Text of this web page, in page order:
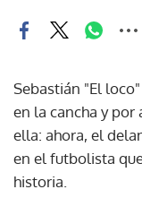
Sebastián "El
en la cancha y
ella: ahora, el
en el futbolista
historia.